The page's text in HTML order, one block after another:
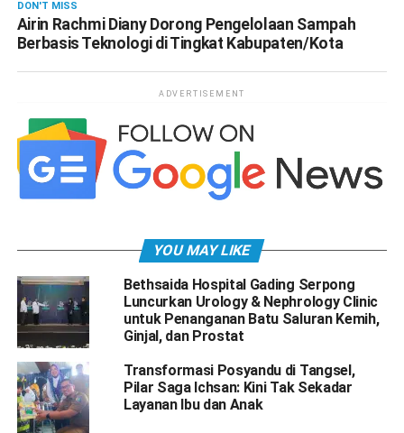
DON'T MISS
Airin Rachmi Diany Dorong Pengelolaan Sampah
Berbasis Teknologi di Tingkat Kabupaten/Kota
ADVERTISEMENT
YOU MAY LIKE
Bethsaida Hospital Gading Serpong
Luncurkan Urology & Nephrology Clinic
untuk Penanganan Batu Saluran Kemih,
Ginjal, dan Prostat
Transformasi Posyandu di Tangsel,
Pilar Saga Ichsan: Kini Tak Sekadar
Layanan Ibu dan Anak